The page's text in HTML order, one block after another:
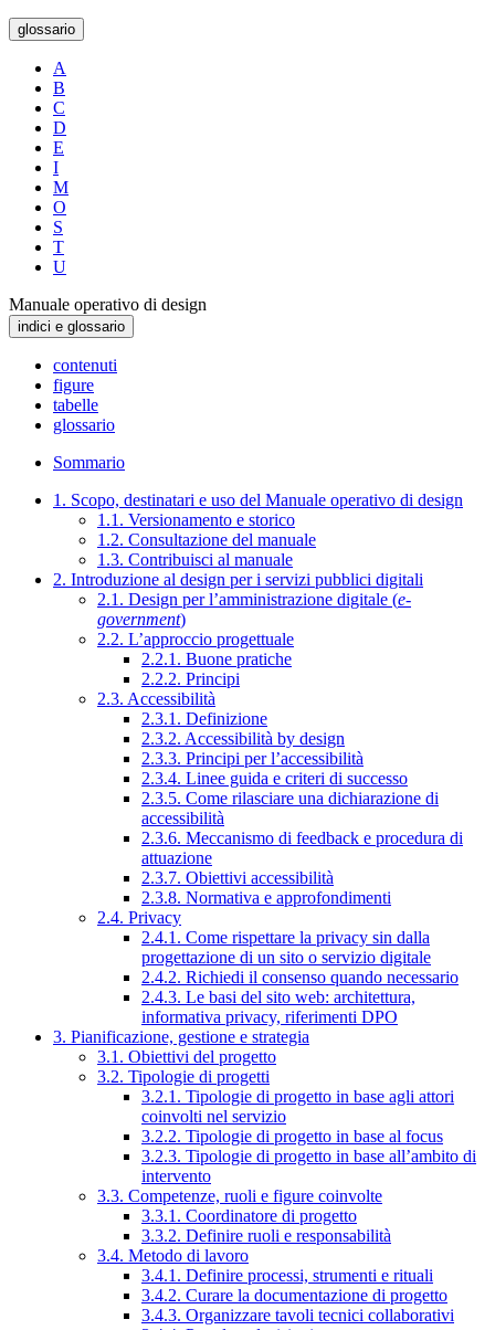
glossario
A
B
C
D
E
I
M
O
S
T
U
Manuale operativo di design
indici e glossario
contenuti
figure
tabelle
glossario
Sommario
1. Scopo, destinatari e uso del Manuale operativo di design
1.1. Versionamento e storico
1.2. Consultazione del manuale
1.3. Contribuisci al manuale
2. Introduzione al design per i servizi pubblici digitali
2.1. Design per l’amministrazione digitale (e-
government)
2.2. L’approccio progettuale
2.2.1. Buone pratiche
2.2.2. Principi
2.3. Accessibilità
2.3.1. Definizione
2.3.2. Accessibilità by design
2.3.3. Principi per l’accessibilità
2.3.4. Linee guida e criteri di successo
2.3.5. Come rilasciare una dichiarazione di
accessibilità
2.3.6. Meccanismo di feedback e procedura di
attuazione
2.3.7. Obiettivi accessibilità
2.3.8. Normativa e approfondimenti
2.4. Privacy
2.4.1. Come rispettare la privacy sin dalla
progettazione di un sito o servizio digitale
2.4.2. Richiedi il consenso quando necessario
2.4.3. Le basi del sito web: architettura,
informativa privacy, riferimenti DPO
3. Pianificazione, gestione e strategia
3.1. Obiettivi del progetto
3.2. Tipologie di progetti
3.2.1. Tipologie di progetto in base agli attori
coinvolti nel servizio
3.2.2. Tipologie di progetto in base al focus
3.2.3. Tipologie di progetto in base all’ambito di
intervento
3.3. Competenze, ruoli e figure coinvolte
3.3.1. Coordinatore di progetto
3.3.2. Definire ruoli e responsabilità
3.4. Metodo di lavoro
3.4.1. Definire processi, strumenti e rituali
3.4.2. Curare la documentazione di progetto
3.4.3. Organizzare tavoli tecnici collaborativi